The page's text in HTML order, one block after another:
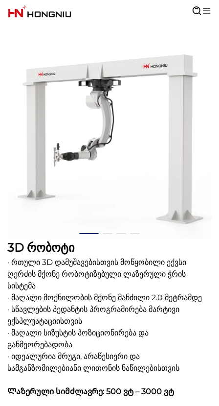
3D რობოტი
· რთული 3D დამუშავებისთვის მოწყობილი ექვსი
ღერძის მქონე რობოტიზებული ლაზერული ჭრის
სისტემა
· მაღალი მოქნილობის მქონე მანძილი 2.0 მეტრამდე
· სწავლების პედანტის პროგრამირება მარტივი
ექსპლუატაციისთვის
· მაღალი სიზუსტის პოზიციონირება და
განმეორებადობა
· იდეალურია მრუგი, არაწესიერი და
სამგანზომილებიანი ლითონის ნაწილებისთვის
Ლაზერული სიმძლავრე: 500 ვტ – 3000 ვტ